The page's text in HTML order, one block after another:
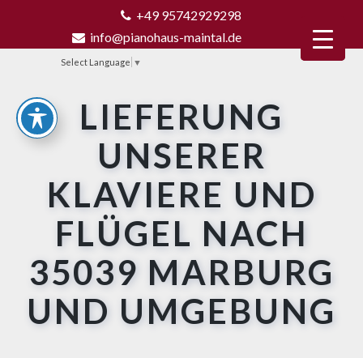
+49 95742929298
info@pianohaus-maintal.de
Select Language ▼
LIEFERUNG
UNSERER
KLAVIERE UND
FLÜGEL NACH
35039 MARBURG
UND UMGEBUNG